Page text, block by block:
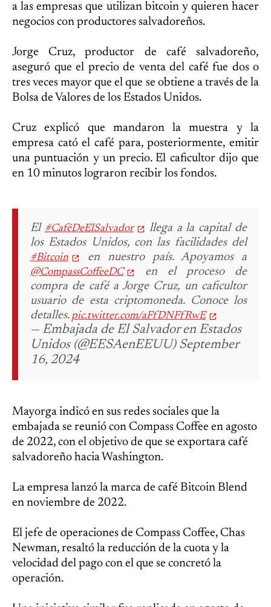
a las empresas que utilizan bitcoin y quieren hacer
negocios con productores salvadoreños.
Jorge Cruz, productor de café salvadoreño,
aseguró que el precio de venta del café fue dos o
tres veces mayor que el que se obtiene a través de la
Bolsa de Valores de los Estados Unidos.
Cruz explicó que mandaron la muestra y la
empresa cató el café para, posteriormente, emitir
una puntuación y un precio. El caficultor dijo que
en 10 minutos lograron recibir los fondos.
El #CaféDeElSalvador
llega a la capital de
los Estados Unidos, con las facilidades del
#Bitcoin en nuestro país. Apoyamos a
@CompassCoffeeDC
en el proceso de
compra de café a Jorge Cruz, un caficultor
usuario de esta criptomoneda. Conoce los
detalles. pic.twitter.com/aFfDNFfRwE
— Embajada de El Salvador en Estados
Unidos (@EESAenEEUU) September
16, 2024
Mayorga indicó en sus redes sociales que la
embajada se reunió con Compass Coffee en agosto
de 2022, con el objetivo de que se exportara café
salvadoreño hacia Washington.
La empresa lanzó la marca de café Bitcoin Blend
en noviembre de 2022.
El jefe de operaciones de Compass Coffee, Chas
Newman, resaltó la reducción de la cuota y la
velocidad del pago con el que se concretó la
operación.